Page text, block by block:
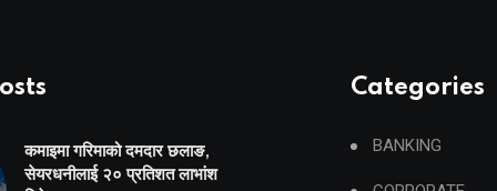
कमाइमा गरिमाको दमदार छलाङ,
सेयरधनीलाई २० प्रतिशत लाभांश
Categories
BANKING